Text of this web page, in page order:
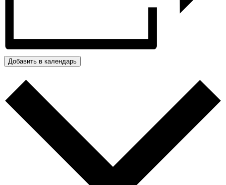
Добавить в календарь